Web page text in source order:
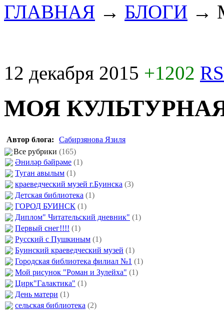
ГЛАВНАЯ → БЛОГИ →
12 декабря 2015 +1202
МОЯ
Автор блога:
Сабирзянова Язиля
Все рубрики (165)
Әниләр бәйрәме (1)
Туган авылым (1)
краеведческий музей г.Буинска (3)
Детская библиотека (1)
ГОРОД БУИНСК (1)
Диплом" Читательский дневник" (1)
Первый снег!!!! (1)
Русский с Пушкиным (1)
Буинский краеведческий музей (1)
Городская библиотека филиал №1 (1)
Мой рисунок "Роман и Зулейха" (1)
Цирк"Галактика" (1)
День матери (1)
сельская библиотека (2)